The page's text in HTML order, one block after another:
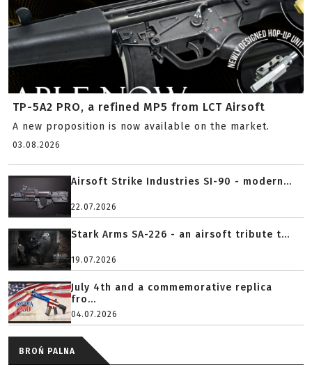
TP-5A2 PRO, a refined MP5 from LCT Airsoft
A new proposition is now available on the market.
03.08.2026
Airsoft Strike Industries SI-90 - modern...
22.07.2026
Stark Arms SA-226 - an airsoft tribute t...
19.07.2026
July 4th and a commemorative replica
fro...
04.07.2026
BROŃ PALNA